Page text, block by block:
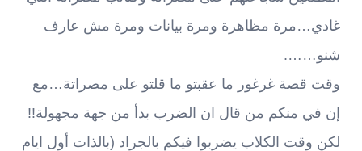
غادي…مرة مظاهرة ومرة بيانات ومرة مش عارف
شنو…….
وقت قصة غرغور ما عقبتو ما قلتو على مصراتة…مع
إن في منكم من قال ان الضرب بدأ من جهة مجهولة!!
لكن وقت الكلاب يضربوا فيكم بالجراد (بالذات أول ايام